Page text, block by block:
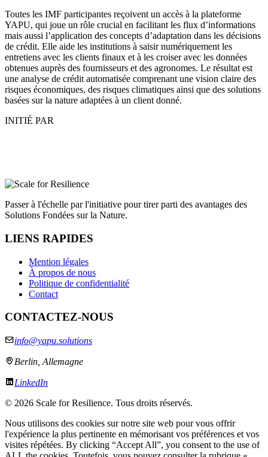
Toutes les IMF participantes reçoivent un accès à la plateforme
YAPU, qui joue un rôle crucial en facilitant les flux d’informations
mais aussi l’application des concepts d’adaptation dans les décisions
de crédit. Elle aide les institutions à saisir numériquement les
entretiens avec les clients finaux et à les croiser avec les données
obtenues auprès des fournisseurs et des agronomes. Le résultat est
une analyse de crédit automatisée comprenant une vision claire des
risques économiques, des risques climatiques ainsi que des solutions
basées sur la nature adaptées à un client donné.
INITIÉ PAR
Passer à l'échelle par l'initiative pour tirer parti des avantages des
Solutions Fondées sur la Nature.
LIENS RAPIDES
Mention légales
À propos de nous
Politique de confidentialité
Contact
CONTACTEZ-NOUS
info@yapu.solutions
Berlin, Allemagne
LinkedIn
© 2026 Scale for Resilience. Tous droits réservés.
Nous utilisons des cookies sur notre site web pour vous offrir
l'expérience la plus pertinente en mémorisant vos préférences et vos
visites répétées. By clicking “Accept All”, you consent to the use of